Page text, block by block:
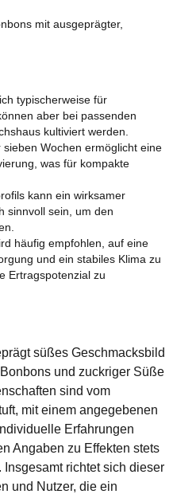
mit ausgeprägter,
typischerweise für
aber bei passenden
kultiviert werden.
Wochen ermöglicht eine
was für kompakte
kann ein wirksamer
sinnvoll sein, um den
häufig empfohlen, auf eine
und ein stabiles Klima zu
Ertragspotenzial zu
süßes Geschmacksbild
und zuckriger Süße
sind vom
mit einem angegebenen
Erfahrungen
Angaben zu Effekten stets
richtet sich dieser
und Nutzer, die ein